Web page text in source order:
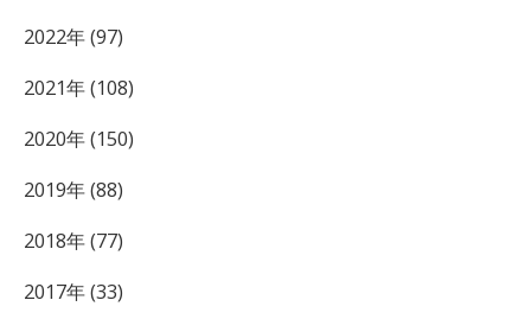
2022年 (97)
2021年 (108)
2020年 (150)
2019年 (88)
2018年 (77)
2017年 (33)